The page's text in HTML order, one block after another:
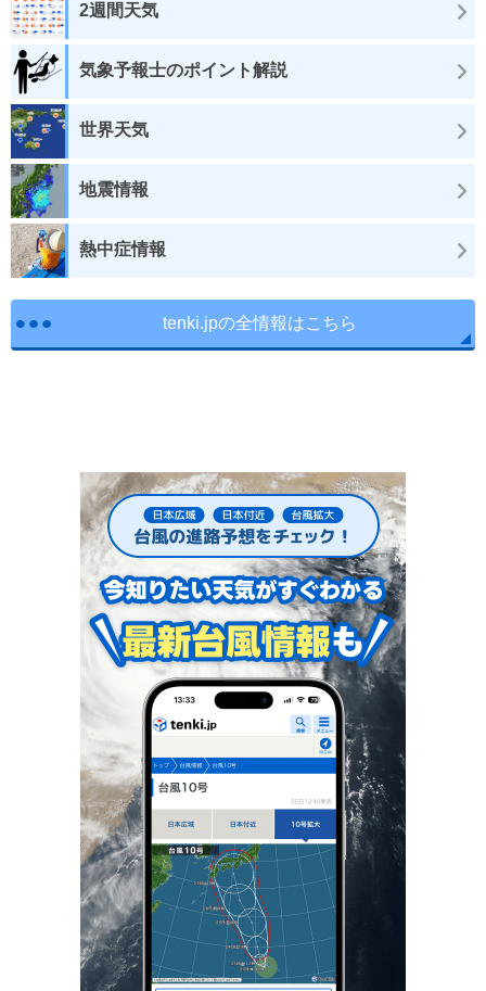
2週間天気
気象予報士のポイント解説
世界天気
地震情報
熱中症情報
tenki.jpの全情報はこちら